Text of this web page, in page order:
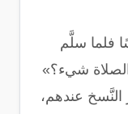
فلما سلَّم
شيء؟»
عندهم،